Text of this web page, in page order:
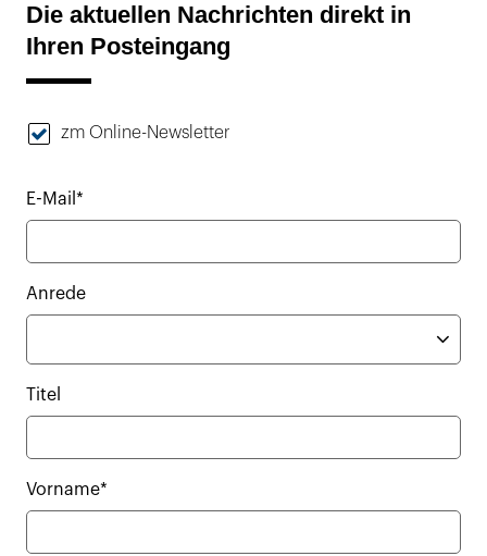
Die aktuellen Nachrichten direkt in
Ihren Posteingang
zm Online-Newsletter
E-Mail*
Anrede
Titel
Vorname*